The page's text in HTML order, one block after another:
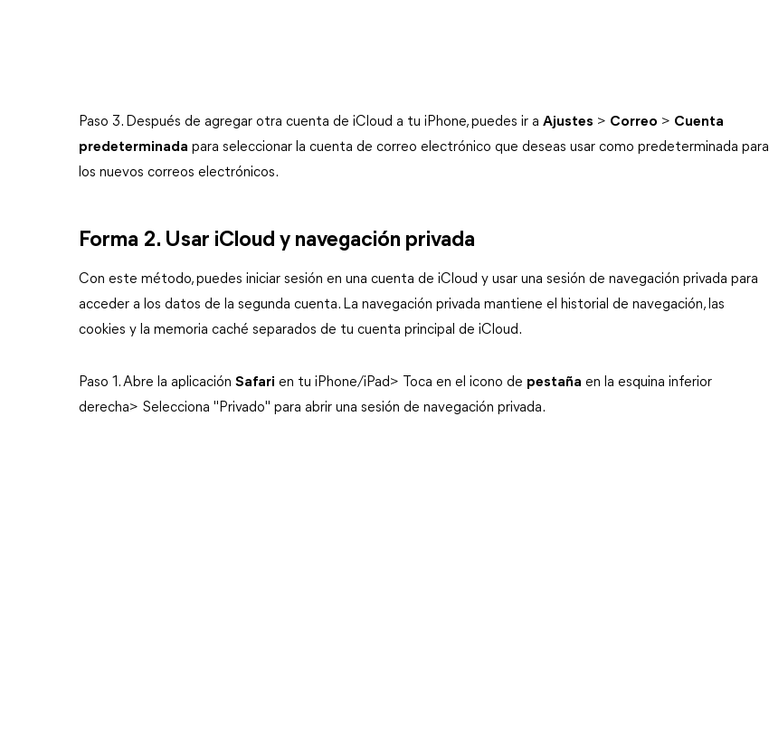
Paso 3. Después de agregar otra cuenta de iCloud a tu iPhone, puedes ir a Ajustes > Correo > Cuenta
predeterminada para seleccionar la cuenta de correo electrónico que deseas usar como predeterminada para
los nuevos correos electrónicos.
Forma 2. Usar iCloud y navegación privada
Con este método, puedes iniciar sesión en una cuenta de iCloud y usar una sesión de navegación privada para
acceder a los datos de la segunda cuenta. La navegación privada mantiene el historial de navegación, las
cookies y la memoria caché separados de tu cuenta principal de iCloud.
Paso 1. Abre la aplicación Safari en tu iPhone/iPad> Toca en el icono de pestaña en la esquina inferior
derecha> Selecciona "Privado" para abrir una sesión de navegación privada.